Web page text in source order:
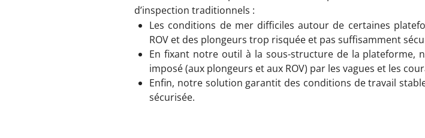
d’inspection traditionnels :
Les conditions de mer difficiles autour de certaines
ROV et des plongeurs trop risquée et pas suffisamment
En fixant notre outil à la sous-structure de la plateforme,
imposé (aux plongeurs et aux ROV) par les vagues et les
Enfin, notre solution garantit des conditions de travail
sécurisée.